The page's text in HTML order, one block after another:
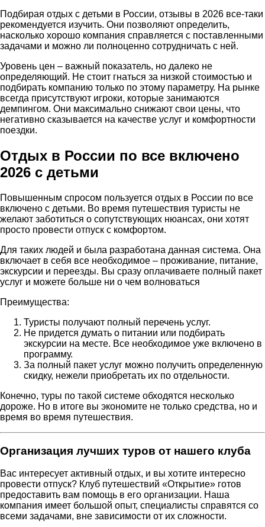
Подбирая отдых с детьми в России, отзывы в 2026 все-таки
рекомендуется изучить. Они позволяют определить,
насколько хорошо компания справляется с поставленными
задачами и можно ли полноценно сотрудничать с ней.
Уровень цен – важный показатель, но далеко не
определяющий. Не стоит гнаться за низкой стоимостью и
подбирать компанию только по этому параметру. На рынке
всегда присутствуют игроки, которые занимаются
демпингом. Они максимально снижают свои цены, что
негативно сказывается на качестве услуг и комфортности
поездки.
Отдых в России по все включено
2026 с детьми
Повышенным спросом пользуется отдых в России по все
включено с детьми. Во время путешествия туристы не
желают заботиться о сопутствующих нюансах, они хотят
просто провести отпуск с комфортом.
Для таких людей и была разработана данная система. Она
включает в себя все необходимое – проживание, питание,
экскурсии и переезды. Вы сразу оплачиваете полный пакет
услуг и можете больше ни о чем волноваться
Преимущества:
Туристы получают полный перечень услуг.
Не придется думать о питании или подбирать
экскурсии на месте. Все необходимое уже включено в
программу.
За полный пакет услуг можно получить определенную
скидку, нежели приобретать их по отдельности.
Конечно, туры по такой системе обходятся несколько
дороже. Но в итоге вы экономите не только средства, но и
время во время путешествия.
Организация лучших туров от нашего клуба
Вас интересует активный отдых, и вы хотите интересно
провести отпуск? Клуб путешествий «Открытие» готов
предоставить вам помощь в его организации. Наша
компания имеет большой опыт, специалисты справятся со
всеми задачами, вне зависимости от их сложности.